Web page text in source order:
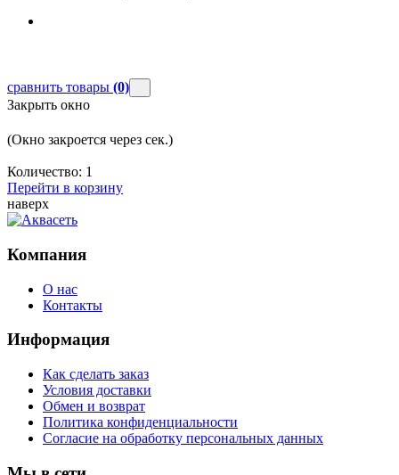
сравнить товары (0)
Закрыть окно
(Окно закроется через сек.)
Количество: 1
Перейти в корзину
наверх
Компания
О нас
Контакты
Информация
Как сделать заказ
Условия доставки
Обмен и возврат
Политика конфиденциальности
Согласие на обработку персональных данных